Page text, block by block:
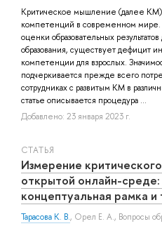
Критическое мышление (далее КМ)
компетенций в современном мире.
оценки образовательных
образования, существует дефицит
компетенции для взрослых.
подчеркивается прежде всего
сотрудниках с развитым КМ в
статье описывается процедура ...
Добавлено: 23 января 2023 г.
СТАТЬЯ
Измерение
открытой онлайн-
концептуальная рамка и
Тарасова К. В., Орел Е. А., Вопросы